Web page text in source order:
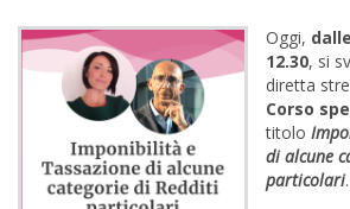
Oggi,
12.30, si
diretta
Corso
titolo
di alcune
particolari.